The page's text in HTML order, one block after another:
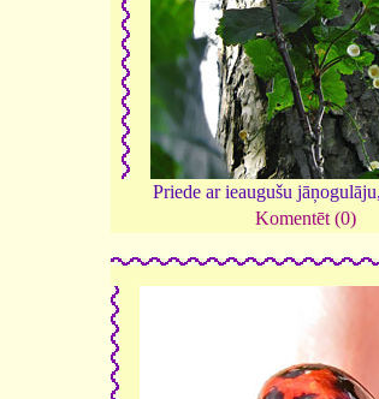
Priede ar ieaugušu jāņogulāju,
Komentēt (0)